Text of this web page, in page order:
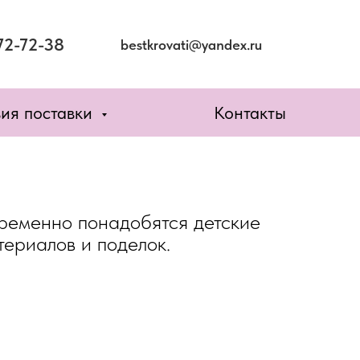
72-38 bestkrovati@yandex.ru
поставки Контакты
понадобятся детские
и поделок.